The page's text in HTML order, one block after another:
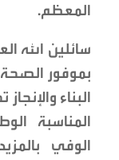
المعظم.
سائلين الله
بموفور الصحة
البناء
المناسبة
الوفي